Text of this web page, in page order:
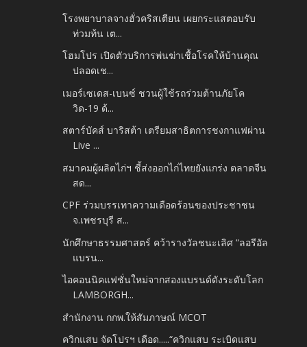
โรงพยาบาลจางฮั่วคริสเตียน เผยกระแสตอบรับ
ท่วมท้น เต...
โฮมโปร เปิดตัวบริการพ่นฆ่าเชื้อโรคให้บ้านคุณ
ปลอดเช...
เมอร์เซเดส-เบนซ์ ชวนผู้ใช้รถร่วมต้านภัยโค
วิด-19 ด้...
สตาร์บัคส์ บาริสต้า เตรียมสาธิตการชงกาแฟผ่าน
Live ...
สมาคมผู้ผลิตไก่ฯ ชี้ส่งออกไก่ไทยยังแกร่ง ตลาดจีน
สด...
CPF ร่วมบรรเทาความเดือดร้อนของประชาชน
จ.เพชรบุรี ส...
นักศึกษาธรรมศาสตร์ คว้ารางวัลชนะเลิศ “ลอรีอัล
แบรน...
ไอคอนนิคแฟชั่นใหม่จากสองแบรนด์ดังระดับโลก
LAMBORGH...
สำนักงาน กกพ.ให้สัมภาษณ์ MCOT
ควิกแสบ จัดโปรฯ เดือด.....“ควิกแสบ ระเบิดแสบ